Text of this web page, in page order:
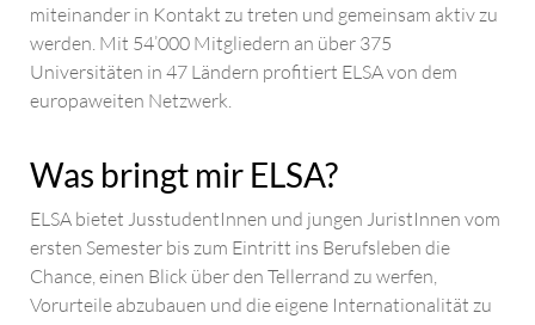
miteinander in Kontakt zu treten und gemeinsam aktiv zu
werden. Mit 54’000 Mitgliedern an über 375
Universitäten in 47 Ländern profitiert ELSA von dem
europaweiten Netzwerk.
Was bringt mir ELSA?
ELSA bietet JusstudentInnen und jungen JuristInnen vom
ersten Semester bis zum Eintritt ins Berufsleben die
Chance, einen Blick über den Tellerrand zu werfen,
Vorurteile abzubauen und die eigene Internationalität zu